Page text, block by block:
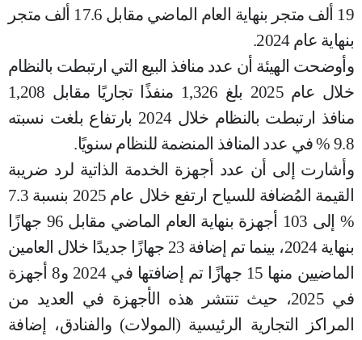
19 ألف متجر بنهاية العام الماضي مقابل 17.6 ألف متجر
بنهاية عام 2024.
وأوضحت الهيئة أن عدد منافذ البيع التي ارتبطت بالنظام
خلال عام 2025 بلغ 1,326 منفذًا تجاريًا مقابل 1,208
منافذ ارتبطت بالنظام خلال 2024 بارتفاع بلغت نسبته
9.8 % في عدد المنافذ المنضمة للنظام سنويًا.
وأشارت إلى أن عدد أجهزة الخدمة الذاتية لرد ضريبة
القيمة المُضافة للسياح ارتفع خلال عام 2025 بنسبة 7.3
% إلى 103 أجهزة بنهاية العام الماضي مقابل 96 جهازًا
بنهاية 2024، بينما تم إضافة 23 جهازًا جديدًا خلال العامين
الماضيين منها 15 جهازًا تم إضافتها في 2024 و8 أجهزة
في 2025، حيث تنتشر هذه الأجهزة في العديد من
المراكز التجارية الرئيسية (المولات) والفنادق، إضافة